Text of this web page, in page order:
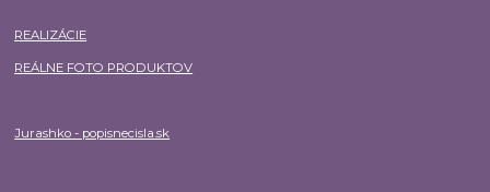
REALIZÁCIE
REÁLNE FOTO PRODUKTOV
Jurashko - popisnecisla.sk